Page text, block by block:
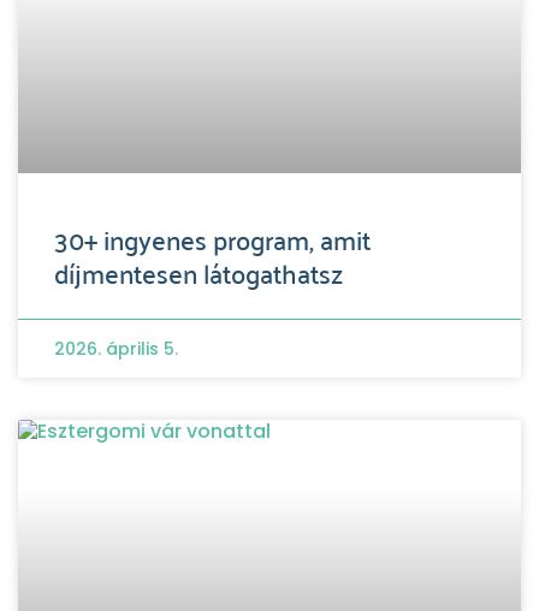
30+ ingyenes program, amit
díjmentesen látogathatsz
2026. április 5.